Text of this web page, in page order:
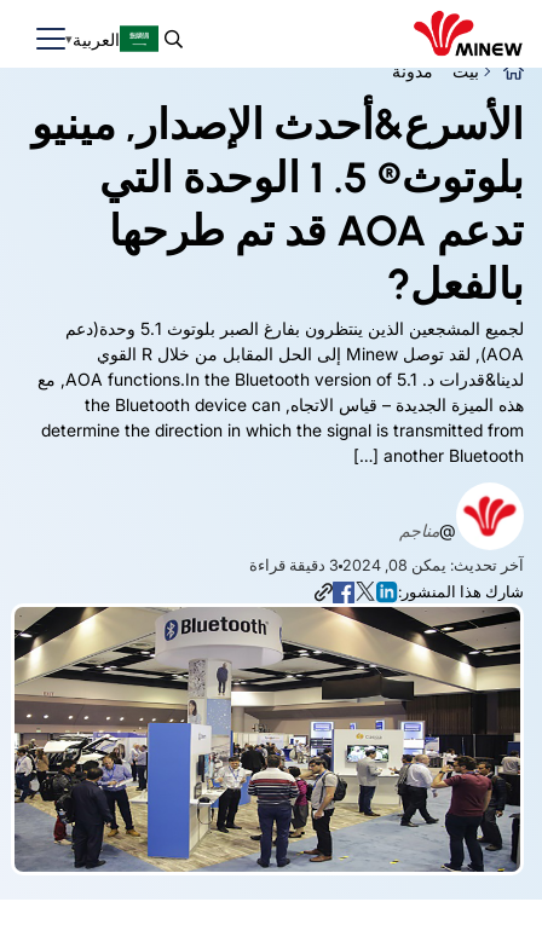
العربية
بيت
مدونة
الأسرع&أحدث الإصدار, مينيو
بلوتوث® 5. 1 الوحدة التي
تدعم AOA قد تم طرحها
بالفعل?
لجميع المشجعين الذين ينتظرون بفارغ الصبر بلوتوث 5.1 وحدة(دعم
AOA), لقد توصل Minew إلى الحل المقابل من خلال R القوي
لدينا&قدرات د.
AOA functions.In the Bluetooth version of5.1, مع
هذه الميزة الجديدة – قياس الاتجاه, the Bluetooth device can
determine the direction in which the signal is transmitted from
another Bluetooth
[…]
@مناجم
آخر تحديث: يمكن 08, 2024 3 دقيقة قراءة
شارك هذا المنشور: